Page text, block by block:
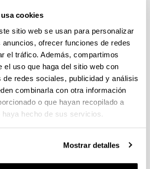
cookies
sitio web se usan para personalizar
ofrecer funciones de redes
el tráfico. Además, compartimos
el uso que haga del sitio web con
de redes sociales, publicidad y análisis
combinarla con otra información
o que hayan recopilado a
haya hecho de sus servicios.
Mostrar detalles
Empresa-Sociedad 2026
convocatoria
INVESTIGACIONES FEMINISTAS
cerrado (Fecha de fin del plazo de
para envío de documentación 24/04/2026
DE INVESTIGACION EN CIENCIAS
cerrado (Fecha de fin del plazo de